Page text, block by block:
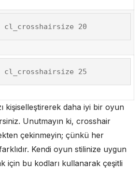
cl_crosshairsize 20
cl_crosshairsize 25
kişiselleştirerek daha iyi bir oyun
Unutmayın ki, crosshair
çekinmeyin; çünkü her
Kendi oyun stilinize uygun
için bu kodları kullanarak çeşitli